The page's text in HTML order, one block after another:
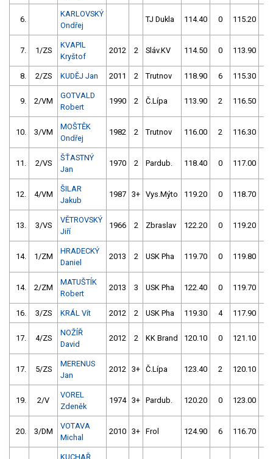
6.
KARLOVSKÝ
Ondřej
TJ Dukla 114.40 0 115.20
7. 1/ZS
KVAPIL
Kryštof
2012 2 Sláv.KV 114.50 0 113.90
8. 2/ZS KUDĚJ Jan 2011 2 Trutnov 118.90 6 115.30
9. 2/VM
GOTVALD
Robert
1990 2 Č.Lípa 113.90 2 116.50
10. 3/VM
MOŠTĚK
Ondřej
1982 2 Trutnov 116.00 2 116.30
11. 2/VS
ŠŤASTNÝ
Jan
1970 2 Pardub. 118.40 0 117.00
12. 4/VM
ŠILAR
Jakub
1987 3+ Vys.Mýto 119.20 0 118.70
13. 3/VS
VĚTROVSKÝ
Jiří
1966 2 Zbraslav 122.20 0 119.20
14. 1/ZM
HRADECKÝ
Daniel
2013 2 USK Pha 119.70 0 119.80
14. 2/ZM
MATUŠTÍK
Robert
2013 3 USK Pha 122.40 0 119.70
16. 3/ZS KRÁL Vít 2012 2 USK Pha 119.30 4 117.90
17. 4/ZS
NOŽÍŘ
David
2012 2 KK Brand 120.10 0 121.10
17. 5/ZS
MERENUS
Jan
2012 3+ Č.Lípa 123.40 2 120.10
19. 2/V
VOREL
Zdeněk
1974 3+ Pardub. 120.20 0 123.00
20. 3/DM
VOTAVA
Michal
2010 3+ Frol 124.90 6 116.70
KUCHAŘ